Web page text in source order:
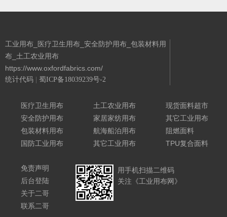
工业用布_医疗卫生用布_安全防护用布_包装材料用
布_土工农业用布
https://www.oxfordfabrics.com/
统计代码 蜀ICP备18039239号-2
医疗卫生用布
安全防护用布
包装材料用布
国防工业用布
土工农业用布
家居家纺用布
航海船泊用布
其它工业用布
现货面料超市
其它工业用布
阻燃面料
TPU复合面料
免责声明
后台登陆
关于二哥
联系二哥
用手机扫描二维码
关注《工业用布网》